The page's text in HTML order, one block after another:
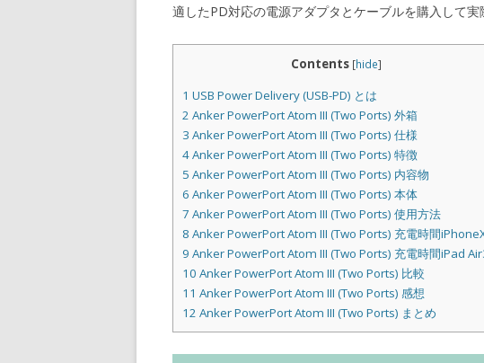
適したPD対応の電源アダプタとケーブルを購入して実
Contents [hide]
1 USB Power Delivery (USB-PD) とは
2 Anker PowerPort Atom III (Two Ports) 外箱
3 Anker PowerPort Atom III (Two Ports) 仕様
4Anker PowerPort Atom III (Two Ports) 特徴
5 Anker PowerPort Atom III (Two Ports) 内容物
6 Anker PowerPort Atom III (Two Ports) 本体
7 Anker PowerPort Atom III (Two Ports) 使用方法
8 Anker PowerPort Atom III (Two Ports) 充電時間
9 Anker PowerPort Atom III (Two Ports) 充電時間iPad
10 Anker PowerPort Atom III (Two Ports) 比較
11 Anker PowerPort Atom III (Two Ports) 感想
12 Anker PowerPort Atom III (Two Ports) まとめ